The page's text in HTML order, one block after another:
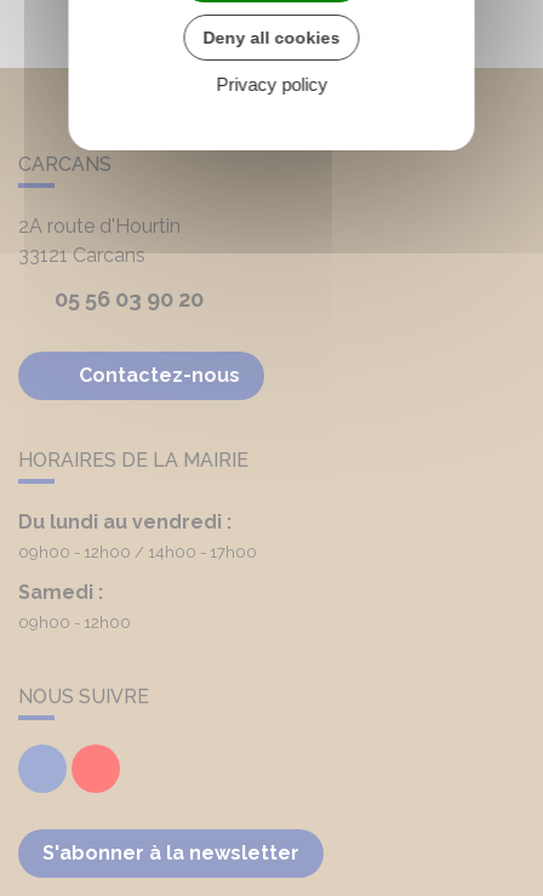
CARCANS
2A route d'Hourtin
33121 Carcans
05 56 03 90 20
Contactez-nous
HORAIRES DE LA MAIRIE
Du lundi au vendredi :
09h00 - 12h00 14h00 - 17h00
Samedi :
09h00 - 12h00
NOUS SUIVRE
FacebookYoutube
S'abonner à la newsletter
Deny all cookies
Privacy policy